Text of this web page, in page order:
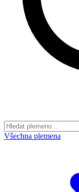
Všechna plemena